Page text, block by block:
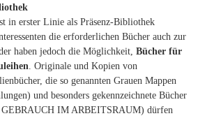
in erster Linie als Präsenz-Bibliothek
die erforderlichen Bücher auch zur
haben jedoch die Möglichkeit, Bücher für
. Originale und Kopien von
die so genannten Grauen Mappen
und besonders gekennzeichnete Bücher
IM ARBEITSRAUM) dürfen